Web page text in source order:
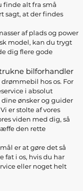
finde alt fra små
sagt, at der findes
af plads og power
model, kan du trygt
dig flere gode
bilforhandler
hos os. For
i absolut
ønsker og guider
er stolte af vores
viden med dig, så
den rette
er at gøre det så
fat i os, hvis du har
eller noget helt